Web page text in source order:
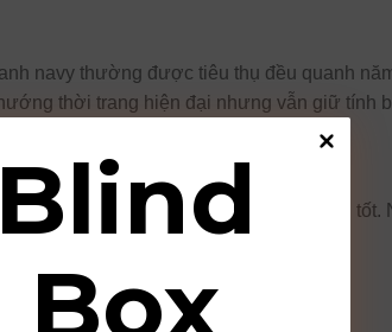
navy thường được tiêu thụ đều quanh
thời trang hiện đại nhưng vẫn giữ tính
giá rẻ
còn cần nguồn hàng có biên lợi nhuận tốt.
Blind
Box